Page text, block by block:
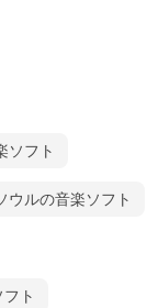
ソフト
ウルの音楽ソフト
ト